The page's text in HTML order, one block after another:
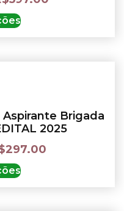
Brigada
2025
297.00